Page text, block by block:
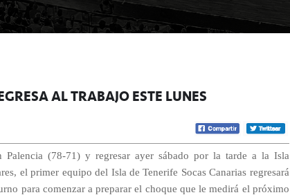
AL TRABAJO ESTE LUNES
Palencia (78-71) y regresar ayer sábado por la tarde a la Isla
el primer equipo del Isla de Tenerife Socas Canarias regresará
para comenzar a preparar el choque que le medirá el próximo